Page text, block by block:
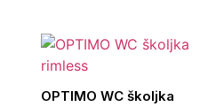
OPTIMO WC školjka